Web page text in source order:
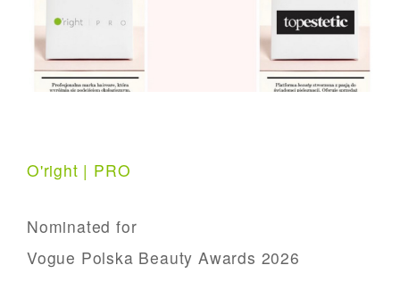
O'right | PRO
Nominated for
Vogue Polska Beauty Awards 2026